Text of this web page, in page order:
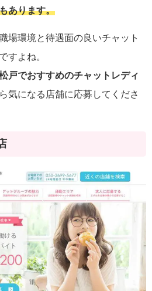
あります。
場環境と待遇面の良いチャット
すよね。
戸でおすすめのチャットレディ
気になる店舗に応募してくださ